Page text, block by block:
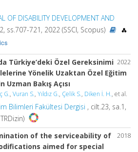
OF DISABILITY DEVELOPMENT AND
ss.707-721, 2022 (SSCI, Scopus)
2022
Türkiye’deki Özel Gereksinimi
Yönelik Uzaktan Özel Eğitim
Bakış Açısı
G., Vuran S., Yıldız G., Çelik S., Diken İ. H., et al.
Bilimleri Fakültesi Dergisi , cilt.23, sa.1,
2018
of the serviceability of
aimed for special